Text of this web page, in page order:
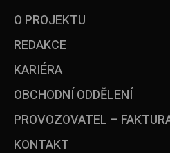
O PROJEKTU
REDAKCE
KARIÉRA
OBCHODNÍ ODDĚLENÍ
PROVOZOVATEL –
KONTAKT